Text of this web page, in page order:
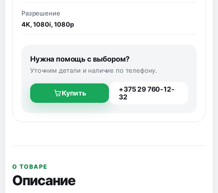
Разрешение
4K, 1080i, 1080p
Нужна помощь с выбором?
Уточним детали и наличие по телефону.
Купить
+375 29 760-12-
32
О ТОВАРЕ
Описание